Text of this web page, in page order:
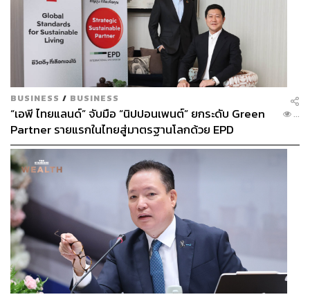
BUSINESS / BUSINESS
“เอพี ไทยแลนด์” จับมือ “นิปปอนเพนต์” ยกระดับ Green
Partner รายแรกในไทยสู่มาตรฐานโลกด้วย EPD
International พร้อมชูแนวคิด Global Standards for
Global Sustainable Living ส่งมอบบ้านคุณภาพ ลด
ผลกระทบต่อสิ่งแวดล้อม พร้อมปั้นนักออกแบบที่ใส่ใจโลก
...